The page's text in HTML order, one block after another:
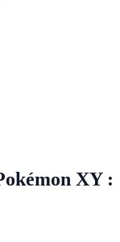
XY :